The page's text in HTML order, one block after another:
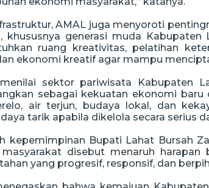
AMAL juga menyoroti
khususnya generasi muda
ruang kreativitas, pelatihan
ekonomi kreatif agar mampu
sektor pariwisata Kabupaten
sebagai kekuatan ekonomi baru
air terjun, budaya lokal, dan
tarik apabila dikelola secara serius
kepemimpinan Bupati Lahat Bursah
masyarakat disebut menaruh
yang progresif, responsif, dan